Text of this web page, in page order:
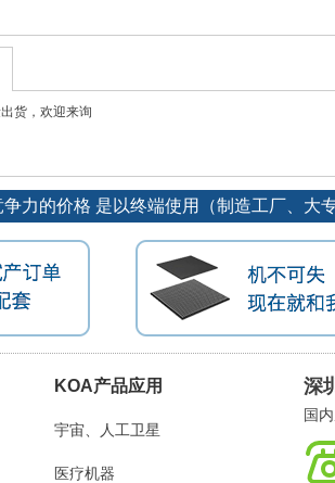
货，欢迎来询
力的价格 是以终端使用（制造工厂、大
KOA产品应用
宇宙、人工卫星
医疗机器
深
国